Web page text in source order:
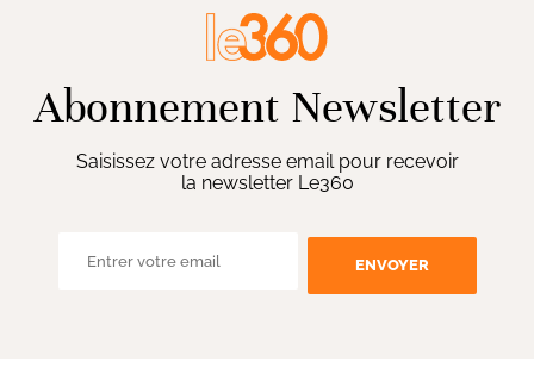
Abonnement Newsletter
Saisissez votre adresse email pour recevoir
la newsletter Le360
ENVOYER